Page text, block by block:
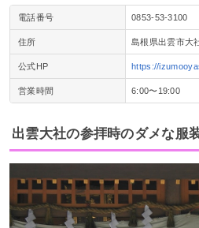
電話番号 0853-53-3100
住所 島根県出雲市大
公式HP https://
営業時間 6:00〜19:00
出雲大社の参拝時のダメな服